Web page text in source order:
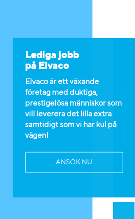
Lediga tjänster
Lediga jobb
på Elvaco
Elvaco är ett växande
företag med duktiga,
prestigelösa människor som
vill leverera det lilla extra
samtidigt som vi har kul på
vägen!
ANSÖK NU